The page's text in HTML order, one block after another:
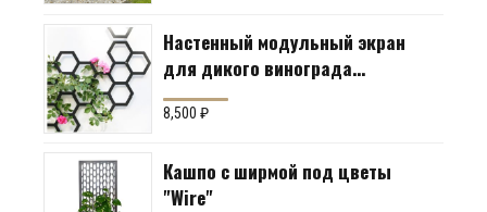
Настенный модульный экран
для дикого винограда
"Коллекция Соты"
8,500₽
Кашпо с ширмой под цветы
"Wire"